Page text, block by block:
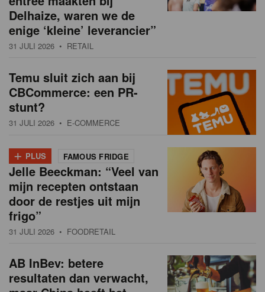
Delhaize, waren we de
enige ‘kleine’ leverancier”
31 JULI 2026 • RETAIL
Temu sluit zich aan bij
CBCommerce: een PR-
stunt?
31 JULI 2026 • E-COMMERCE
+ PLUS FAMOUS FRIDGE
Jelle Beeckman: “Veel van
mijn recepten ontstaan
door de restjes uit mijn
frigo”
31 JULI 2026 • FOODRETAIL
AB InBev: betere
resultaten dan verwacht,